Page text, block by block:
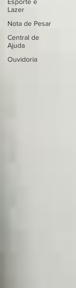
Lazer
Nota de Pesar
Central de
Ajuda
Ouvidoria